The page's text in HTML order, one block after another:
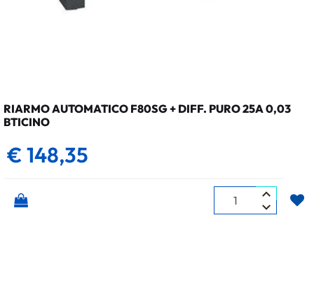
RIARMO AUTOMATICO F80SG + DIFF. PURO 25A 0,03
BTICINO
€ 148,35
Quantità